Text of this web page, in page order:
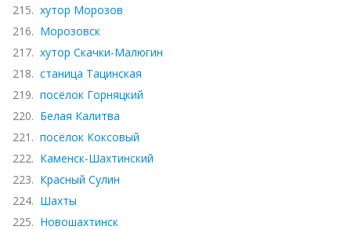
215. хутор Морозов
216. Морозовск
217. хутор Скачки-Малюгин
218. станица Тацинская
219. посёлок Горняцкий
220. Белая Калитва
221. посёлок Коксовый
222. Каменск-Шахтинский
223. Красный Сулин
224. Шахты
225. Новошахтинск